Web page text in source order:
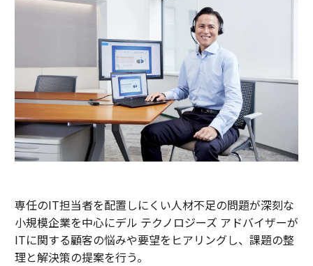
専任のIT担当者を配置しにくい人材不足の問題が深刻な
小規模企業を中心にデル テクノロジーズ アドバイザーが
ITに関する顧客の悩みや要望をヒアリングし、課題の整
理と解決策の提案を行う。